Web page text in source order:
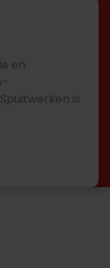
en
is